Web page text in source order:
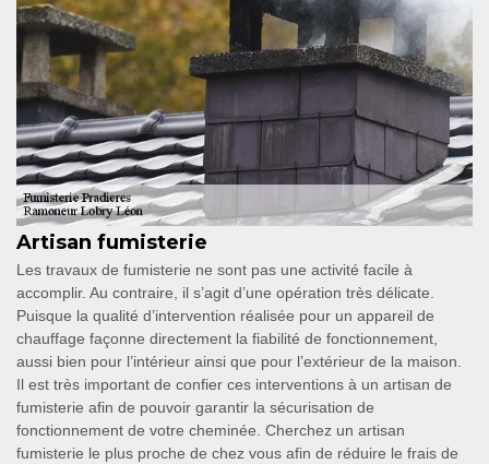
Artisan fumisterie
Les travaux de fumisterie ne sont pas une activité facile à
accomplir. Au contraire, il s’agit d’une opération très délicate.
Puisque la qualité d’intervention réalisée pour un appareil de
chauffage façonne directement la fiabilité de fonctionnement,
aussi bien pour l’intérieur ainsi que pour l’extérieur de la maison.
Il est très important de confier ces interventions à un artisan de
fumisterie afin de pouvoir garantir la sécurisation de
fonctionnement de votre cheminée. Cherchez un artisan
fumisterie le plus proche de chez vous afin de réduire le frais de